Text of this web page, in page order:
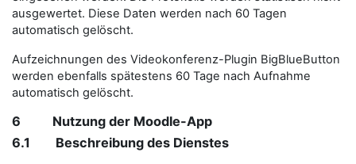
ausgewertet. Diese Daten werden nach 60 Tagen
automatisch gelöscht.
Aufzeichnungen des Videokonferenz-Plugin BigBlueButton
werden ebenfalls spätestens 60 Tage nach Aufnahme
automatisch gelöscht.
6 Nutzung der Moodle-App
6.1 Beschreibung des Dienstes